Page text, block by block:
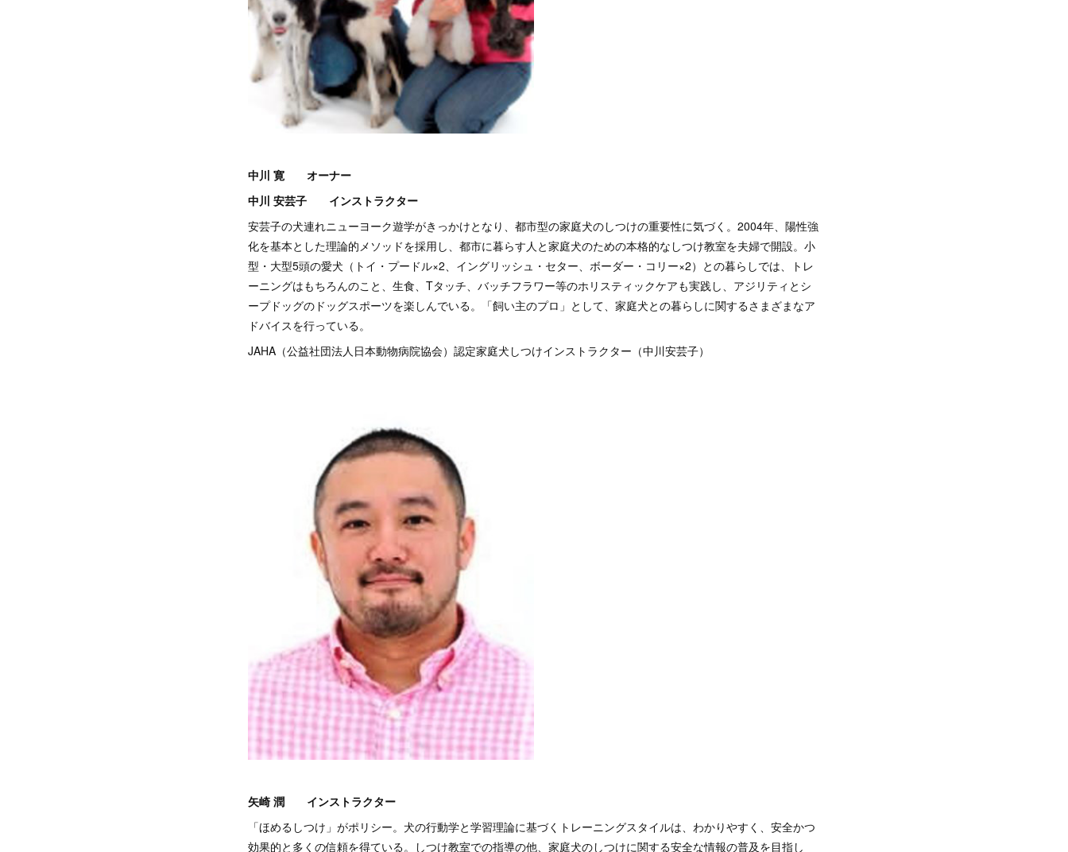
中川 寛 オーナー
中川 安芸子 インストラクター
安芸子の犬連れニューヨーク遊学がきっかけとなり、都市型の家庭犬のしつけの重要性に気づく。2004年、陽性強
化を基本とした理論的メソッドを採用し、都市に暮らす人と家庭犬のための本格的なしつけ教室を夫婦で開設。小
型・大型5頭の愛犬（トイ・プードル×2、イングリッシュ・セター、ボーダー・コリー×2）との暮らしでは、トレ
ーニングはもちろんのこと、生食、Tタッチ、バッチフラワー等のホリスティックケアも実践し、アジリティとシ
ープドッグのドッグスポーツを楽しんでいる。「飼い主のプロ」として、家庭犬との暮らしに関するさまざまなア
ドバイスを行っている。
JAHA（公益社団法人日本動物病院協会）認定家庭犬しつけインストラクター（中川安芸子）
矢崎 潤 インストラクター
「ほめるしつけ」がポリシー。犬の行動学と学習理論に基づくトレーニングスタイルは、わかりやすく、安全かつ
効果的と多くの信頼を得ている。しつけ教室での指導の他、家庭犬のしつけに関する安全な情報の普及を目指し